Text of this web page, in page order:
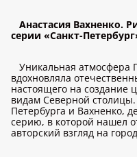
Анастасия Вахненко.
серии «Санкт-
Уникальная атмосфера
вдохновляла
настоящего на создание
видам Северной
Петербурга и Вахненко,
серию, в которой нашел
авторский взгляд на